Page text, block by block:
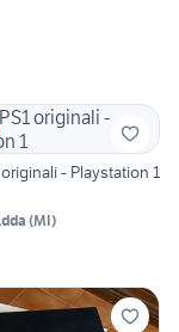
- Playstation 1
(MI)